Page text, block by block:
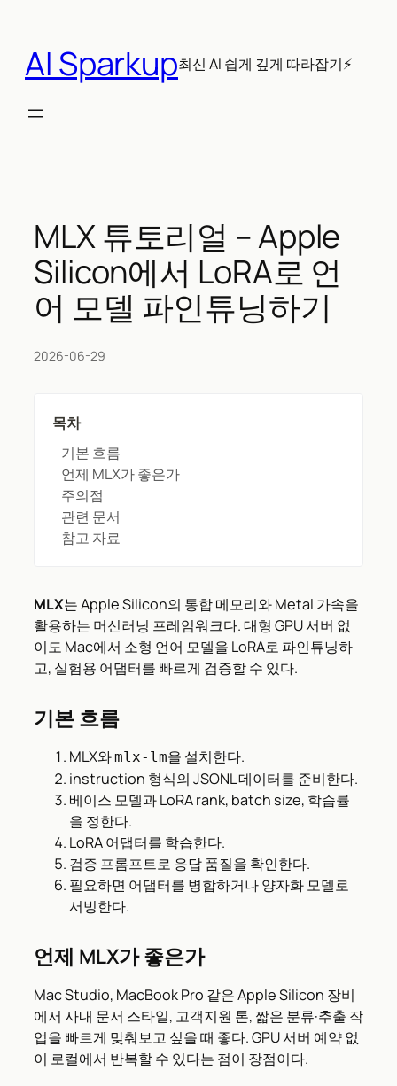
AI Sparkup최신 AI 쉽게 깊게 따라잡기⚡
MLX 튜토리얼 – Apple
Silicon에서 LoRA로 언
어 모델 파인튜닝하기
2026-06-29
목차
기본 흐름
언제 MLX가 좋은가
주의점
관련 문서
참고 자료
MLX는 Apple Silicon의 통합 메모리와 Metal 가속을
활용하는 머신러닝 프레임워크다. 대형 GPU 서버 없
이도 Mac에서 소형 언어 모델을 LoRA로 파인튜닝하
고, 실험용 어댑터를 빠르게 검증할 수 있다.
기본 흐름
MLX와mlx-lm을 설치한다.
instruction 형식의 JSONL 데이터를 준비한다.
베이스 모델과 LoRA rank, batch size, 학습률
을 정한다.
LoRA 어댑터를 학습한다.
검증 프롬프트로 응답 품질을 확인한다.
필요하면 어댑터를 병합하거나 양자화 모델로
서빙한다.
언제 MLX가 좋은가
Mac Studio, MacBook Pro 같은 Apple Silicon 장비
에서 사내 문서 스타일, 고객지원 톤, 짧은 분류·추출 작
업을 빠르게 맞춰보고 싶을 때 좋다. GPU 서버 예약 없
이 로컬에서 반복할 수 있다는 점이 장점이다.